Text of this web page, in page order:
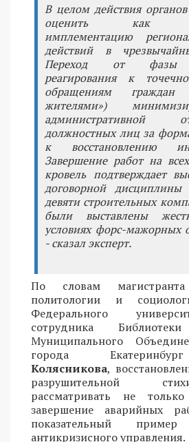
В целом действия
оценить как
имплементацию
действий в
Переход от фазы
реагирования к
обращениям
жителями»)
административной
должностных лиц за
к восстановлению
Завершение работ на
кровель подтверждает
договорной дисциплины
девяти строительных
были выставлены
условиях форс-мажорных
- сказал эксперт.
По словам магистранта
политологии и
Федерального
сотрудника
Муниципального
города
Колясникова,
разрушительной
рассматривать не
завершение аварийных
показательный пример
антикризисного управления.